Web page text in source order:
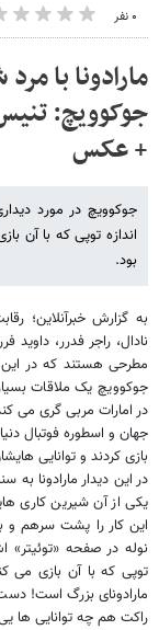
۰ نفر
مارادونا با
جوکوویچ:
+ عکس
جوکوویچ در مورد
اندازه توپی که با آن
بود.
به گزارش خبرآنلاین؛
نادال، راجر فدرر،
مطرحی هستند که در این
جوکوویچ یک ملاقات
در امارات مربی گری می
جهان و اسطوره فوتبال
بازی کردند و توانایی
در این دیدار مارادونا
یکی از آن شیرین کاری
این کار را پشت سرهم و
نوله در صفحه «توئیتر»
توپی که با آن بازی می
مارادونای بزرگ است!
راکت هم چه توانایی ها